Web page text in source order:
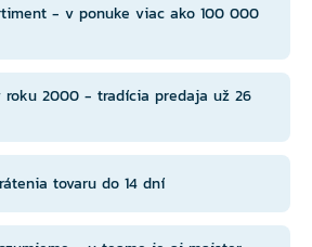
roku 2000 - tradícia predaja už 26
tovaru do 14 dní
- v ponuke viac ako 100 000